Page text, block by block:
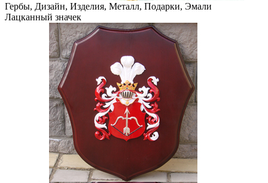
Гербы, Дизайн, Изделия, Металл, Подарки, Эмали
Лацканный значек